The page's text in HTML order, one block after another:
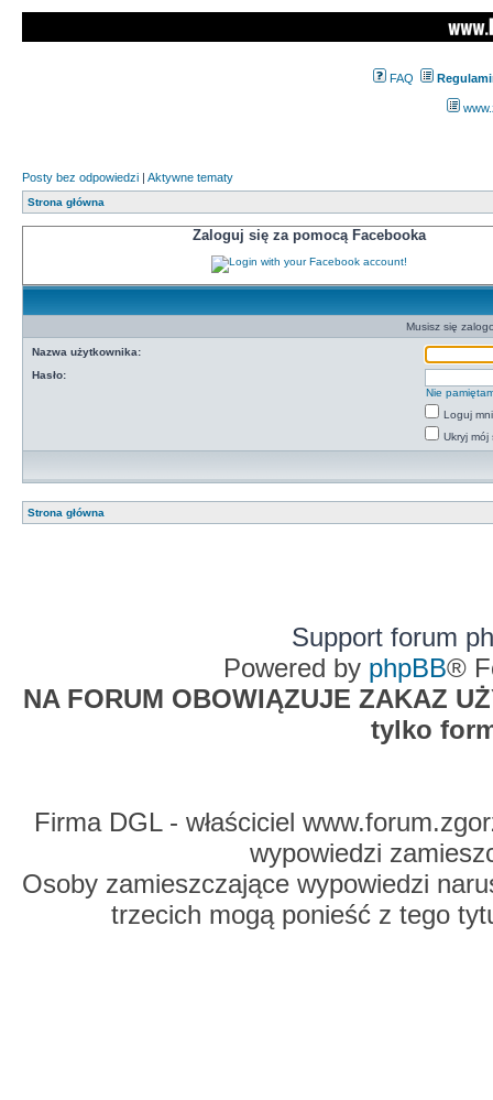
FAQ
Posty bez odpowiedzi | Aktywne tematy
Strona główna
Zaloguj się za pomocą Facebooka
Musisz się
Nazwa użytkownika:
Hasło:
Nie
Loguj
Ukryj mój
Strona główna
Support forum
Powered by phpBB®
NA FORUM OBOWIĄZUJE ZAKAZ
tylko
Firma DGL - właściciel
wypowiedzi
Osoby zamieszczające wypowiedzi
trzecich mogą ponieść z tego